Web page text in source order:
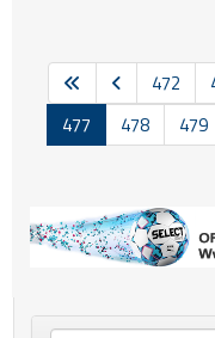
472
477
478 479